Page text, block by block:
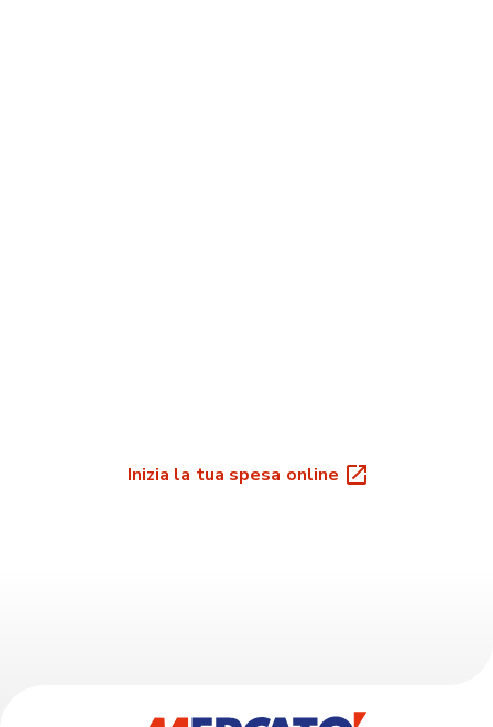
Inizia la tua spesa online